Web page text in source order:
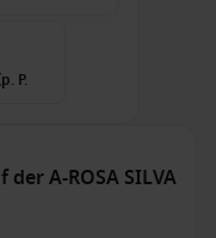
p. P.
A-ROSA SILVA